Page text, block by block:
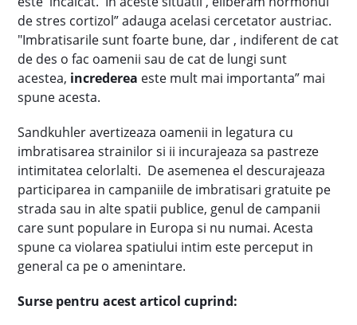
de stres cortizol” adauga acelasi cercetator austriac.
"Imbratisarile sunt foarte bune, dar , indiferent de cat
de des o fac oamenii sau de cat de lungi sunt
acestea, increderea este mult mai importanta” mai
spune acesta.
Sandkuhler avertizeaza oamenii in legatura cu
imbratisarea strainilor si ii incurajeaza sa pastreze
intimitatea celorlalti. De asemenea el descurajeaza
participarea in campaniile de imbratisari gratuite pe
strada sau in alte spatii publice, genul de campanii
care sunt populare in Europa si nu numai. Acesta
spune ca violarea spatiului intim este perceput in
general ca pe o amenintare.
Surse pentru acest articol cuprind: